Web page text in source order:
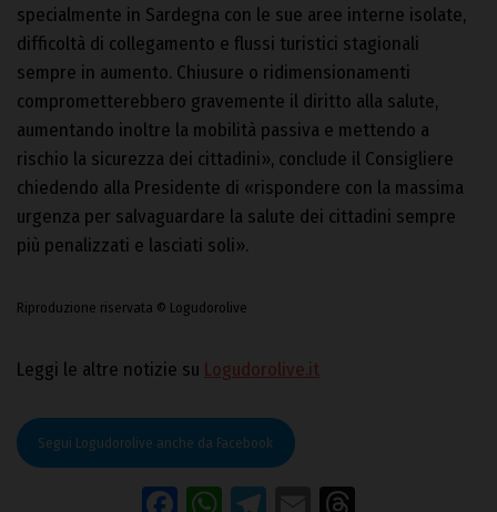
specialmente in Sardegna con le sue aree interne isolate,
difficoltà di collegamento e flussi turistici stagionali
sempre in aumento. Chiusure o ridimensionamenti
comprometterebbero gravemente il diritto alla salute,
aumentando inoltre la mobilità passiva e mettendo a
rischio la sicurezza dei cittadini», conclude il Consigliere
chiedendo alla Presidente di «rispondere con la massima
urgenza per salvaguardare la salute dei cittadini sempre
più penalizzati e lasciati soli».
Riproduzione riservata © Logudorolive
Leggi le altre notizie su Logudorolive.it
Segui Logudorolive anche da Facebook